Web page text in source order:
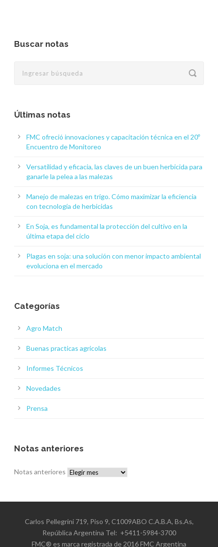
Buscar notas
Últimas notas
FMC ofreció innovaciones y capacitación técnica en el 20º
Encuentro de Monitoreo
Versatilidad y eficacia, las claves de un buen herbicida para
ganarle la pelea a las malezas
Manejo de malezas en trigo. Cómo maximizar la eficiencia
con tecnología de herbicidas
En Soja, es fundamental la protección del cultivo en la
última etapa del ciclo
Plagas en soja: una solución con menor impacto ambiental
evoluciona en el mercado
Categorías
Agro Match
Buenas practicas agricolas
Informes Técnicos
Novedades
Prensa
Notas anteriores
Notas anteriores
Carlos Pellegrini 719, Piso 9, C1009ABO C.A.B.A, Bs.As,
República Argentina Tel: +5411-5984-3700
FMC® es marca registrada de 2016 FMC Argentina